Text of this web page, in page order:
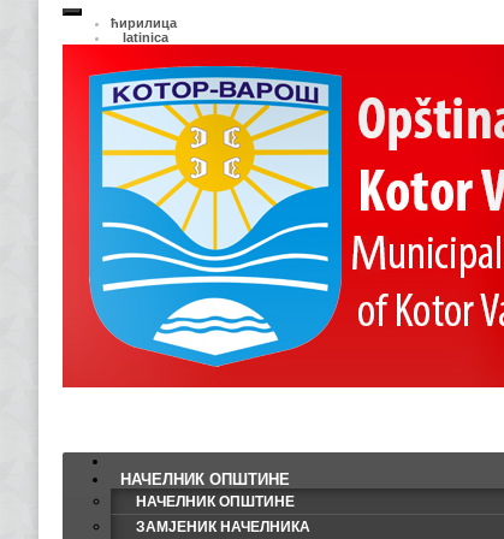
ћирилица
latinica
НАЧЕЛНИК ОПШТИНЕ
НАЧЕЛНИК ОПШТИНЕ
ЗАМЈЕНИК НАЧЕЛНИКА